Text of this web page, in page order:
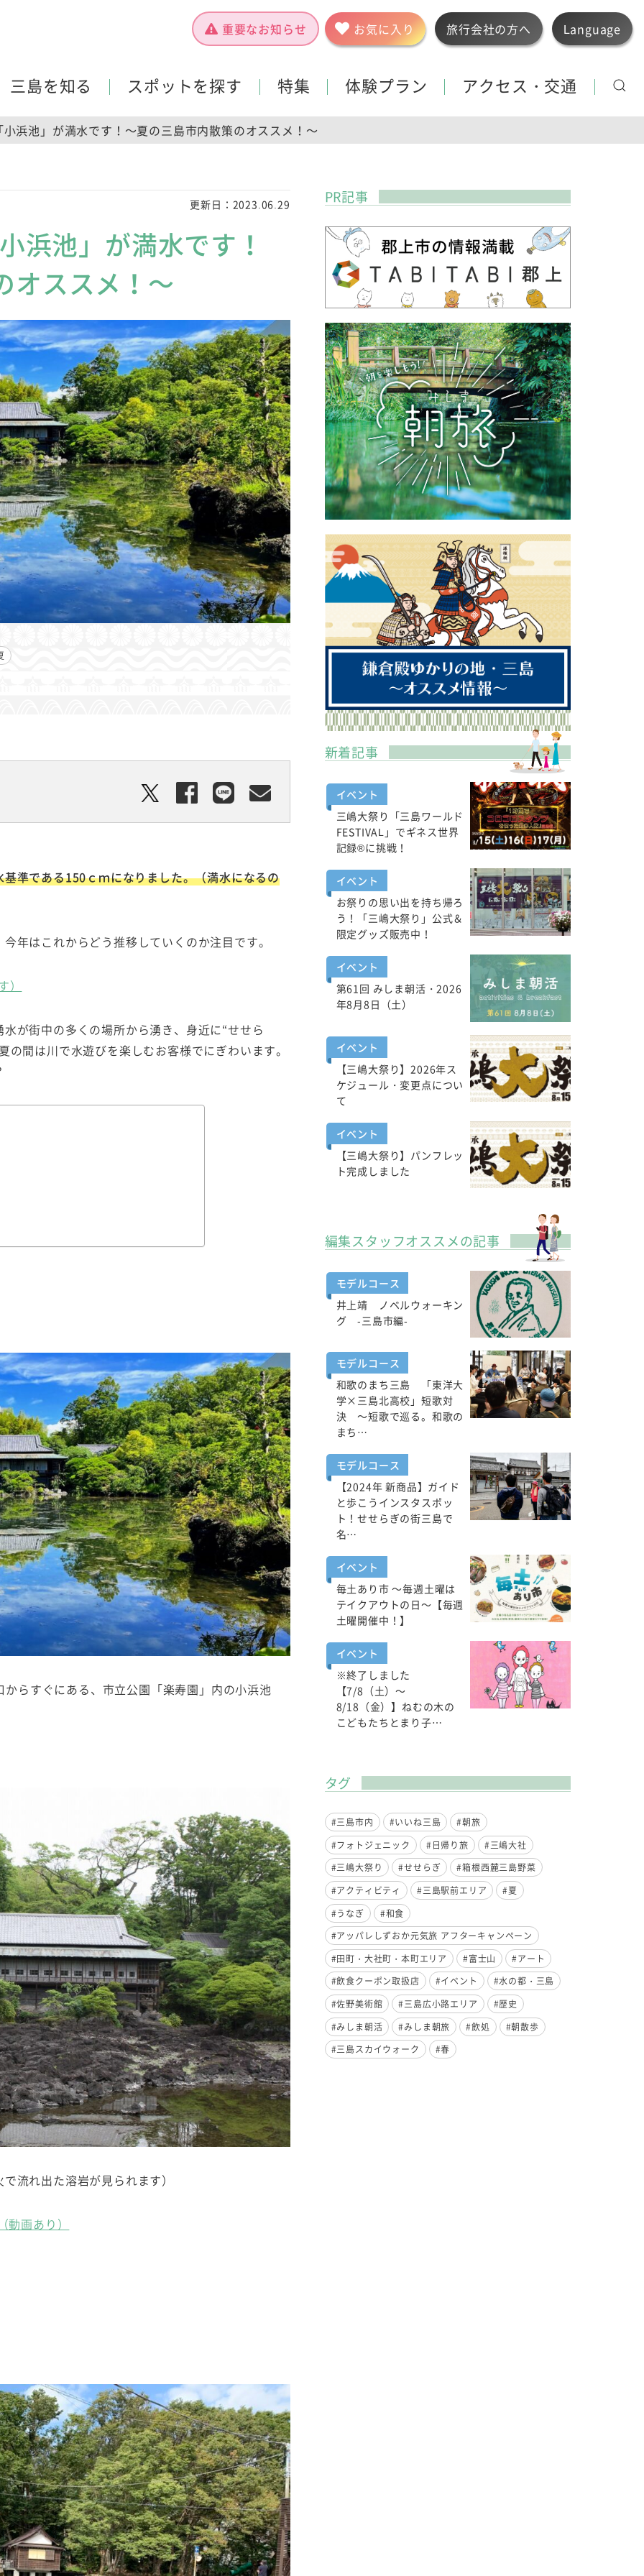
重要なお知らせ お気に入り 旅行会社の方へ Language
三島を知る スポットを探す 特集 体験プラン アクセス・交通
浜池」が満水です！～夏の三島市内散策のオススメ！～
更新日： 2023.06.29
浜池」が満水です！
オススメ！～
準である150ｃｍになりました。（満水になるの
年はこれからどう推移していくのか注目です。
が街中の多くの場所から湧き、身近に“せせら
間は川で水遊びを楽しむお客様でにぎわいます。
らすぐにある、市立公園「楽寿園」内の小浜池
流れ出た溶岩が見られます）
画あり）
PR記事
新着記事
イベント
三嶋大祭り「三島ワールド
FESTIVAL」でギネス世界
記録®に挑戦！
イベント
お祭りの思い出を持ち帰ろ
う！「三嶋大祭り」公式＆
限定グッズ販売中！
イベント
第61回 みしま朝活・2026
年8月8日（土）
イベント
【三嶋大祭り】2026年ス
ケジュール・変更点につい
て
イベント
【三嶋大祭り】パンフレッ
ト完成しました
編集スタッフオススメの記事
モデルコース
井上靖 ノベルウォーキン
グ -三島市編-
モデルコース
和歌のまち三島 「東洋大
学×三島北高校」短歌対
決 ～短歌で巡る。和歌の
まち…
モデルコース
【2024年 新商品】ガイド
と歩こうインスタスポッ
ト！せせらぎの街三島で
名…
イベント
毎土あり市 ～毎週土曜は
テイクアウトの日～【毎週
土曜開催中！】
イベント
※終了しました
【7/8（土）～
8/18（金）】ねむの木の
こどもたちとまり子…
タグ
#三島市内 #いいね三島
#朝旅
#フォトジェニック
#日帰り旅
#三嶋大社
#三嶋大祭り
#せせらぎ
#箱根西麓三島野菜
#アクティビティ
#三島駅前エリア
#夏
#うなぎ
#和食
#アッパレしずおか元気旅 アフターキャンペーン
#田町・大社町・本町エリア
#富士山
#アート
#飲食クーポン取扱店
#イベント
#水の都・三島
#佐野美術館
#三島広小路エリア
#歴史
#みしま朝活
#みしま朝旅 #飲処
#朝散歩
#三島スカイウォーク
#春